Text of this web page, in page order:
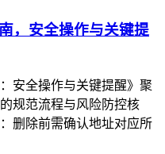
，安全操作与关键提
安全操作与关键提醒》聚
规范流程与风险防控核
删除前需确认地址对应所